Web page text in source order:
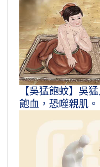
【吳猛飽蚊】吳
飽血，恐噬親肌。